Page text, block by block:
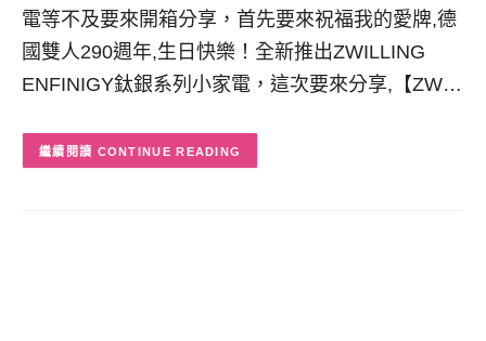
電等不及要來開箱分享，首先要來祝福我的愛牌,德
國雙人290週年,生日快樂！全新推出ZWILLING
ENFINIGY鈦銀系列小家電，這次要來分享,【ZW…
CONTINUE READING